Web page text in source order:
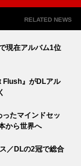
RELATED NEWS
現在アルバム1位
Flush』がDLアル
たマインドセッ
から世界へ
／DLの2冠で総合